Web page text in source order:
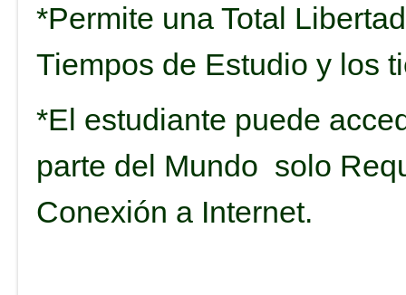
*Permite una Total
Tiempos de Estudio y los
*El estudiante puede
parte del Mundo solo
Conexión a Internet.